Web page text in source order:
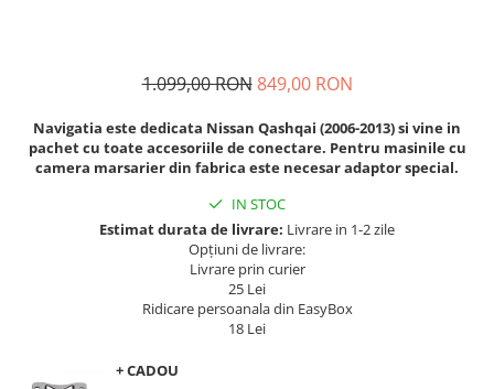
Navigatii Mazda
Navigatii Chevrolet
Navigatii Honda
Navigatii Land Rover
Navigatii Iveco
1.099,00 RON 849,00 RON
Navigatia este dedicata Nissan Qashqai (2006-2013) si vine in
pachet cu toate accesoriile de conectare. Pentru masinile cu
camera marsarier din fabrica este necesar adaptor special.
IN STOC
Estimat durata de livrare: Livrare in 1-2 zile
Opțiuni de livrare:
Livrare prin curier
25 Lei
Ridicare persoanala din EasyBox
18 Lei
+ CADOU